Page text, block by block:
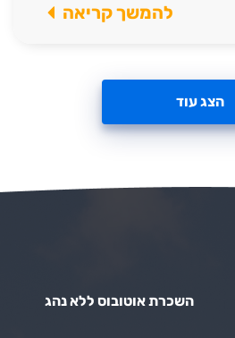
להמשך קריאה
הצג עוד
השכרת אוטובוס ללא נהג